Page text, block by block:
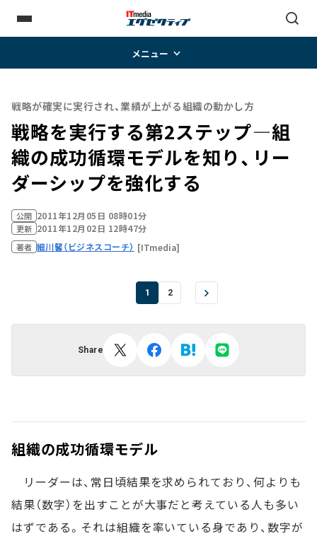
メニュー
戦略が確実に実行され、業績が上がる組織の動かし方
戦略を実行する第2ステップ―組
織の成功循環モデルを知り、リー
ダーシップを強化する
公開 2011年12月05日 08時01分
更新 2011年12月02日 12時47分
著者 細川馨（ビジネスコーチ） [ITmedia]
1 2
Share
組織の成功循環モデル
リーダーは、常日頃結果を求められており、何よりも
結果（数字）を出すことが大事だと考えている人も多い
はずである。それは組織を率いている身であり、数字が